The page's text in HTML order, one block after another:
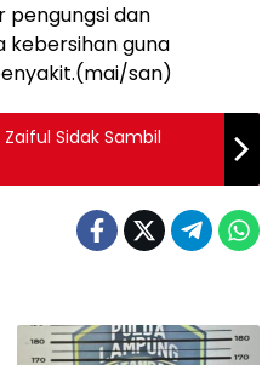
pengungsi dan
kebersihan guna
san)
Sidak Sambil